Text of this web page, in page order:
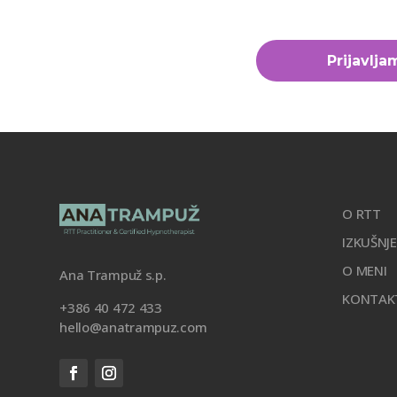
Ana Trampuž s.p.
+386 40 472 433
hello@anatrampuz.com
O RTT
O MENI